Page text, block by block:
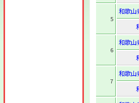
5
和歌山
6
和歌山
7
和歌山